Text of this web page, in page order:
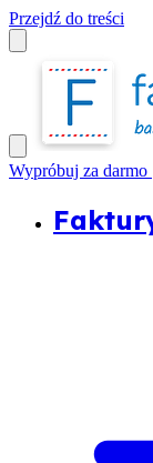
Przejdź do treści
Wypróbuj za darmo